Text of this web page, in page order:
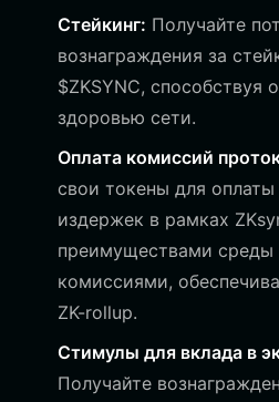
Стейкинг: Получайте
вознаграждения за
$ZKSYNC, способствуя
здоровью сети.
Оплата комиссий
свои токены для
издержек в рамках
преимуществами среды
комиссиями,
ZK-rollup.
Стимулы для вклада в
Получайте